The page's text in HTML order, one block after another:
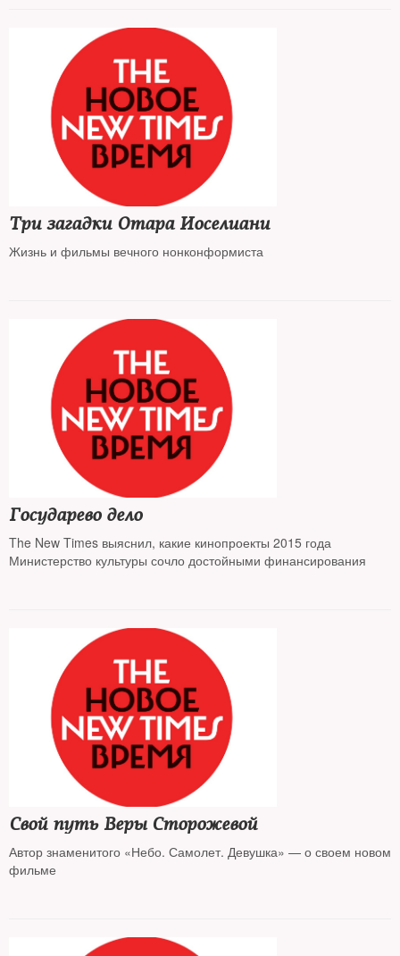
Три загадки Отара Иоселиани
Жизнь и фильмы вечного нонконформиста
Государево дело
The New Times выяснил, какие кинопроекты 2015 года
Министерство культуры сочло достойными финансирования
Свой путь Веры Сторожевой
Автор знаменитого «Небо. Самолет. Девушка» — о своем новом
фильме